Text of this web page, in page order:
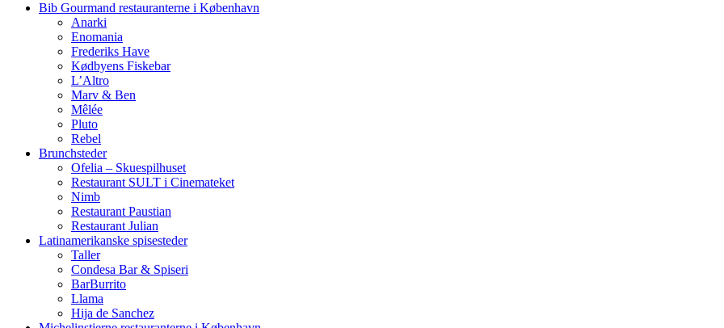
Bib Gourmand restauranterne i København
Anarki
Enomania
Frederiks Have
Kødbyens Fiskebar
L’Altro
Marv & Ben
Mêlée
Pluto
Rebel
Brunchsteder
Ofelia – Skuespilhuset
Restaurant SULT i Cinemateket
Nimb
Restaurant Paustian
Restaurant Julian
Latinamerikanske spisesteder
Taller
Condesa Bar & Spiseri
BarBurrito
Llama
Hija de Sanchez